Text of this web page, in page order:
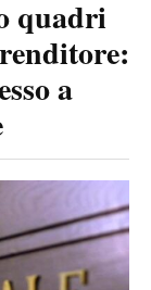
quadri
a